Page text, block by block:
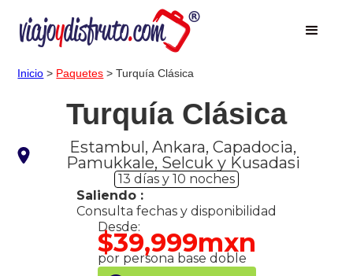
Inicio > Paquetes > Turquía Clásica
Turquía Clásica
Estambul, Ankara, Capadocia,
Pamukkale, Selcuk y Kusadasi
13 días y 10 noches
Saliendo :
Consulta fechas y disponibilidad
Desde:
$39,999mxn
por persona base doble